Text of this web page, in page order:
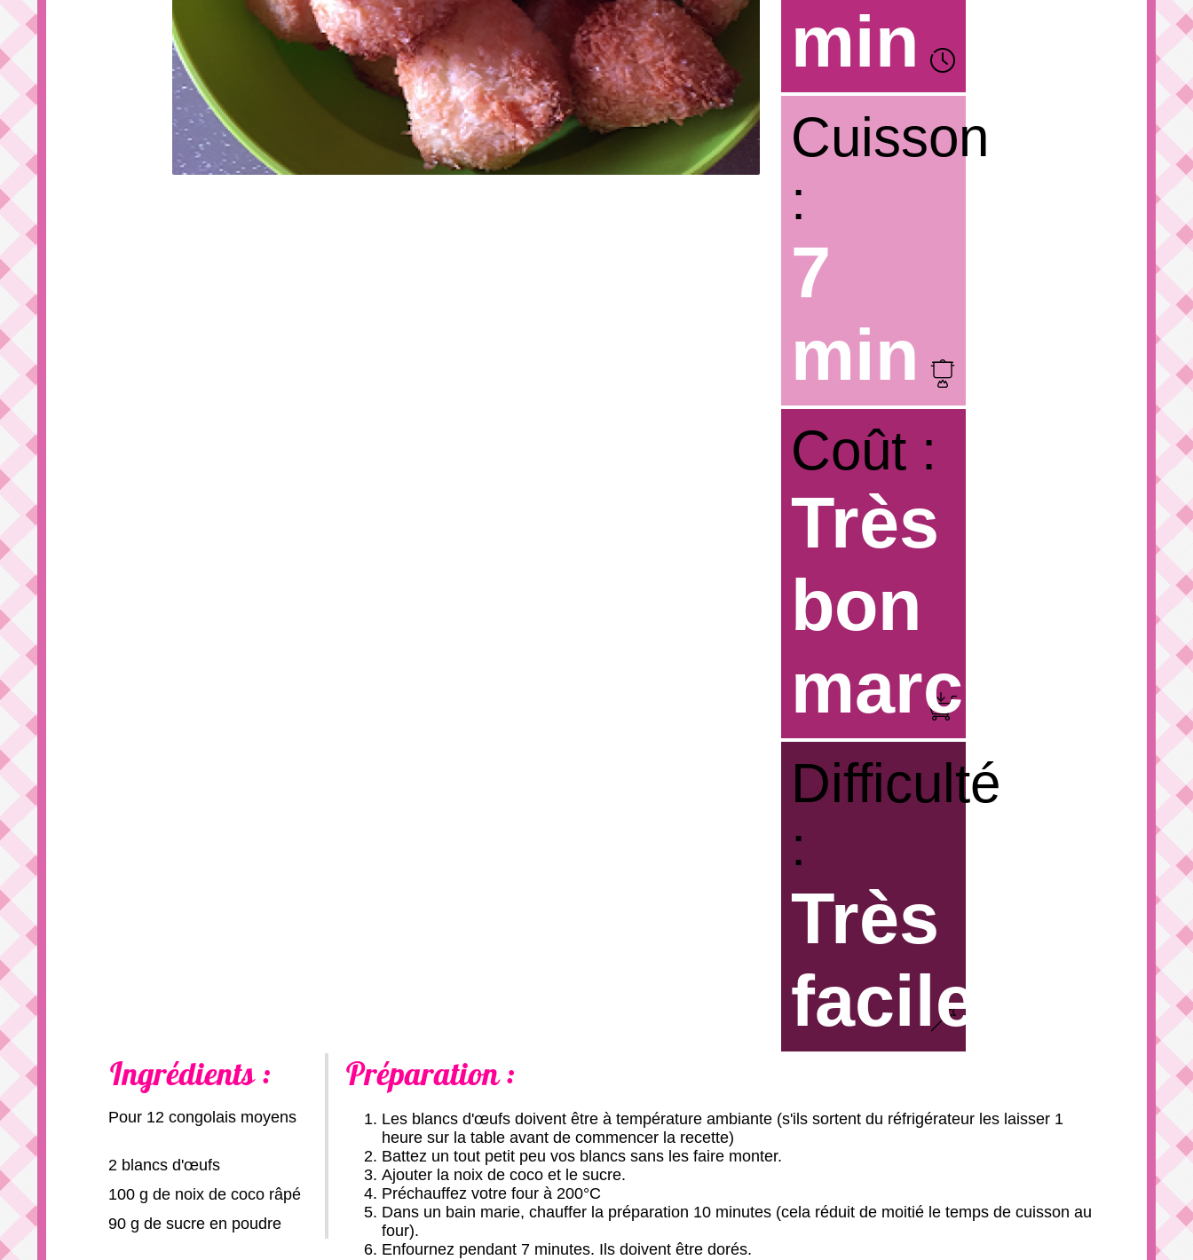
min
Cuisson
:
7
min
Coût :
Très
bon
marché
Difficulté
:
Très
facile
Ingrédients :
Pour 12 congolais moyens
2 blancs d'œufs
100 g de noix de coco râpé
90 g de sucre en poudre
Préparation :
Les blancs d'œufs doivent être à température ambiante (s'ils sortent du réfrigérateur les laisser 1
heure sur la table avant de commencer la recette)
Battez un tout petit peu vos blancs sans les faire monter.
Ajouter la noix de coco et le sucre.
Préchauffez votre four à 200°C
Dans un bain marie, chauffer la préparation 10 minutes (cela réduit de moitié le temps de cuisson au
four).
Enfournez pendant 7 minutes. Ils doivent être dorés.